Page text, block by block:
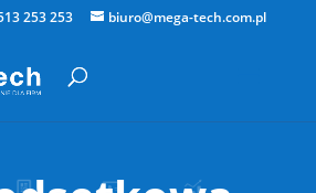
253 253 biuro@mega-tech.com.pl